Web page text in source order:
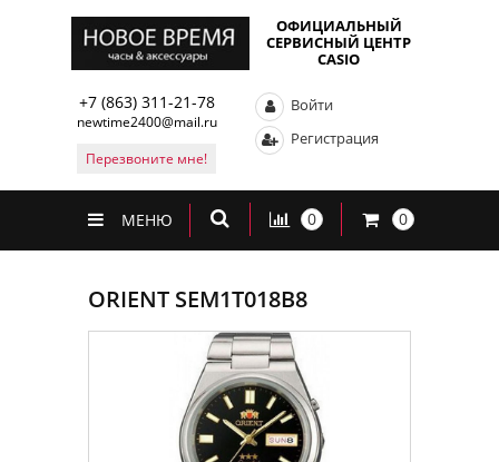
ОФИЦИАЛЬНЫЙ
СЕРВИСНЫЙ ЦЕНТР
CASIO
+7 (863) 311-21-78
newtime2400@mail.ru
Перезвоните мне!
Войти
Регистрация
МЕНЮ 0 0
ORIENT SEM1T018B8